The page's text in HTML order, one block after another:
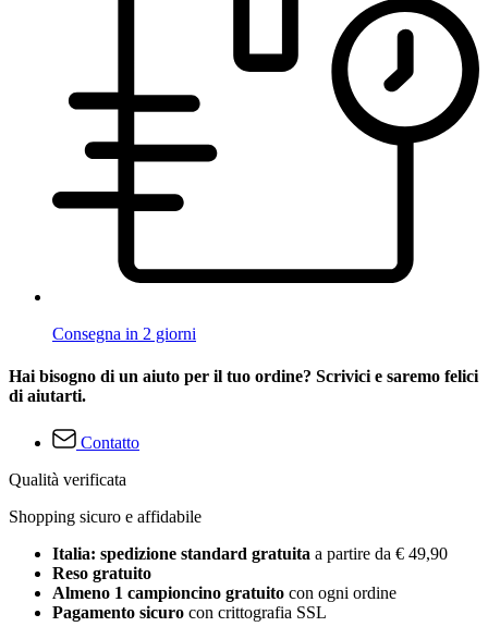
Consegna in 2 giorni
Hai bisogno di un aiuto per il tuo ordine? Scrivici e saremo felici
di aiutarti.
Contatto
Qualità verificata
Shopping sicuro e affidabile
Italia: spedizione standard gratuita a partire da € 49,90
Reso gratuito
Almeno 1 campioncino gratuito con ogni ordine
Pagamento sicuro con crittografia SSL